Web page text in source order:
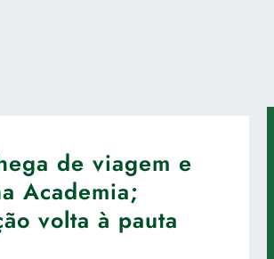
de viagem e
Academia;
volta à pauta